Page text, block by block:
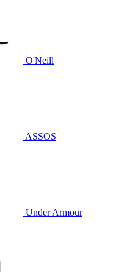
O'Neill
ASSOS
Under Armour